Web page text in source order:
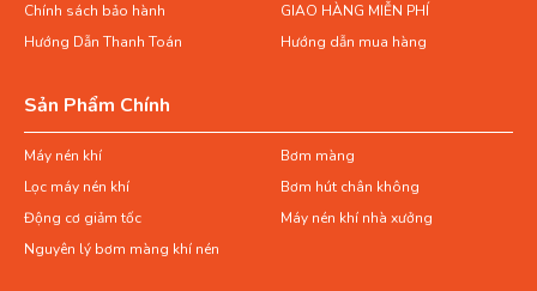
Chính sách bảo hành
GIAO HÀNG MIỄN PHÍ
Hướng Dẫn Thanh Toán
Hướng dẫn mua hàng
Sản Phẩm Chính
Máy nén khí
Bơm màng
Lọc máy nén khí
Bơm hút chân không
Động cơ giảm tốc
Máy nén khí nhà xưởng
Nguyên lý bơm màng khí nén